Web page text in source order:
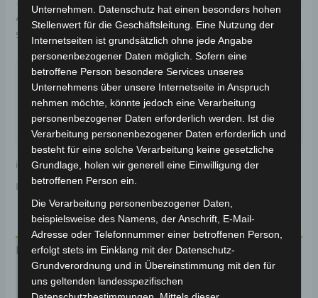
Artikelnummer:
Schlagwörter:
Verschleißteile ,Bremsanlage
Garantiert sicherer Checkout
inkl. 19 % MwSt.Kostenloser Versand
Lieferzeit:Versandfertig innerhalb 24 Stunden*
Beschreibung
Produktsicherheit
Unternehmen. Datenschutz hat einen besonders hohen
Stellenwert für die Geschäftsleitung. Eine Nutzung der
Internetseiten ist grundsätzlich ohne jede Angabe
personenbezogener Daten möglich. Sofern eine
betroffene Person besondere Services unseres
Unternehmens über unsere Internetseite in Anspruch
nehmen möchte, könnte jedoch eine Verarbeitung
personenbezogener Daten erforderlich werden. Ist die
Verarbeitung personenbezogener Daten erforderlich und
besteht für eine solche Verarbeitung keine gesetzliche
Grundlage, holen wir generell eine Einwilligung der
betroffenen Person ein.
Die Verarbeitung personenbezogener Daten,
beispielsweise des Namens, der Anschrift, E-Mail-
Adresse oder Telefonnummer einer betroffenen Person,
erfolgt stets im Einklang mit der Datenschutz-
Grundverordnung und in Übereinstimmung mit den für
uns geltenden landesspezifischen